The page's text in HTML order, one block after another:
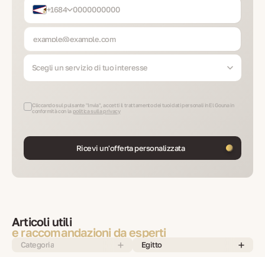
+1684
Scegli un servizio di tuo interesse
Cliccando sul pulsante "Invia", accetti il trattamento dei tuoi dati personali in El Gouna in
conformità con la politica sulla privacy
Ricevi un'offerta personalizzata
Articoli utili
e raccomandazioni da esperti
Categoria Egitto